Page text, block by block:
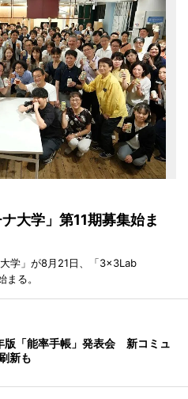
大学」第11期募集始ま
学」が8月21日、「3×3Lab
る。
版「能率手帳」発表会 新コミュ
新も